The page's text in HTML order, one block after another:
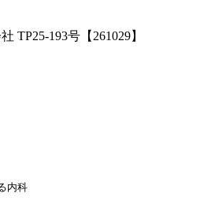
TP25-193号【261029】
内科